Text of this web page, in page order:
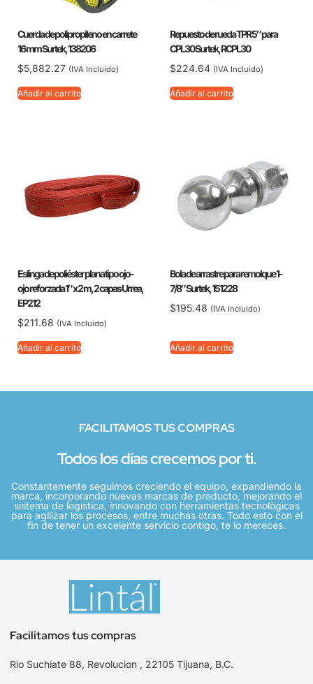
Cuerda de polipropileno en carrete
16 mm Surtek, 138206
$5,882.27 (IVA Incluido)
Añadir al carrito
Repuesto de rueda TPR 5″ para
CPL30 Surtek, RCPL30
$224.64 (IVA Incluido)
Añadir al carrito
Eslinga de poliéster plana tipo ojo-
ojo reforzada 1″ x 2 m, 2 capas Urrea,
EP212
$211.68 (IVA Incluido)
Añadir al carrito
Bola de arrastre para remolque 1-
7/8″ Surtek, 151228
$195.48 (IVA Incluido)
Añadir al carrito
FACILITAMOS TUS COMPRAS
Todos los días crecemos por ti.
Constantemente seguimos creciendo el equipo, expandiendo la
marca, incorporando nuevas marcas de producto, mejorando el
sistema de logística, innovando con herramientas tecnológicas
para agilizar los procesos, entre muchas otras. Todo esto con el
fin de tener un excelente servicio contigo, te lo mereces.
Facilitamos tus compras
Rio Suchiate 88, Revolucion , 22105 Tijuana, B.C.